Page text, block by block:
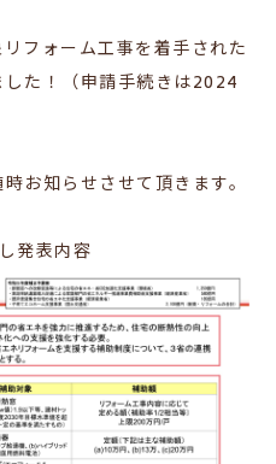
フォーム工事を着手された
た！（申請手続きは2024
お知らせさせて頂きます。
発表内容